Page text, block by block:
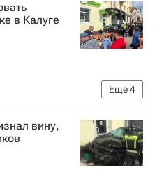
в Калуге
Еще4
(СК РФ)
Toyota Corolla
вину,